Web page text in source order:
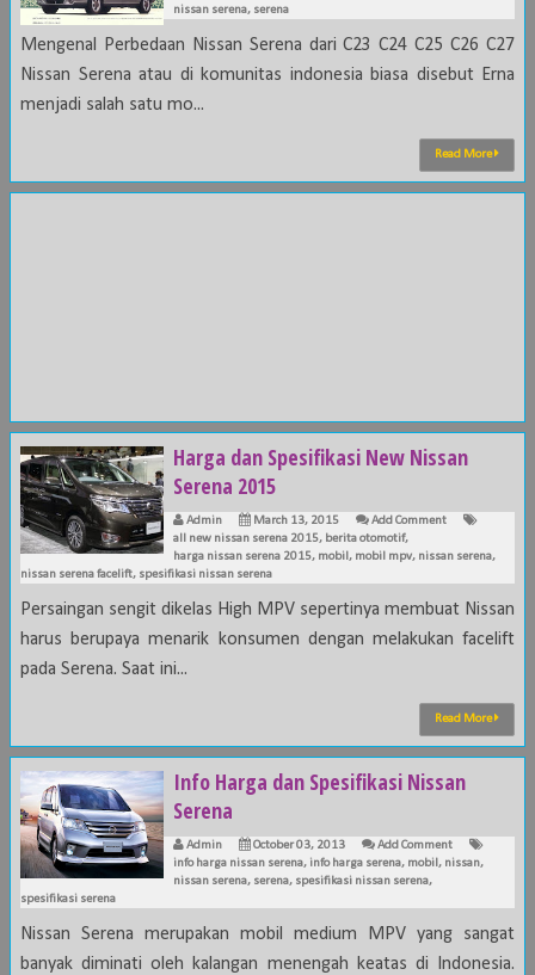
nissan serena, serena
Mengenal Perbedaan Nissan Serena dari C23 C24 C25 C26 C27
Nissan Serena atau di komunitas indonesia biasa disebut Erna
menjadi salah satu mo...
Read More
Harga dan Spesifikasi New Nissan
Serena 2015
Admin March 13, 2015
Add Comment
all new nissan serena 2015, berita otomotif,
harga nissan serena 2015, mobil , mobil mpv, nissan serena,
nissan serena facelift, spesifikasi nissan serena
Persaingan sengit dikelas High MPV sepertinya membuat Nissan
harus berupaya menarik konsumen dengan melakukan facelift
pada Serena. Saat ini...
Read More
Info Harga dan Spesifikasi Nissan
Serena
Admin October 03, 2013
Add Comment
info harga nissan serena, info harga serena, mobil , nissan,
nissan serena, serena, spesifikasi nissan serena,
spesifikasi serena
Nissan Serena merupakan mobil medium MPV yang sangat
banyak diminati oleh kalangan menengah keatas di Indonesia.